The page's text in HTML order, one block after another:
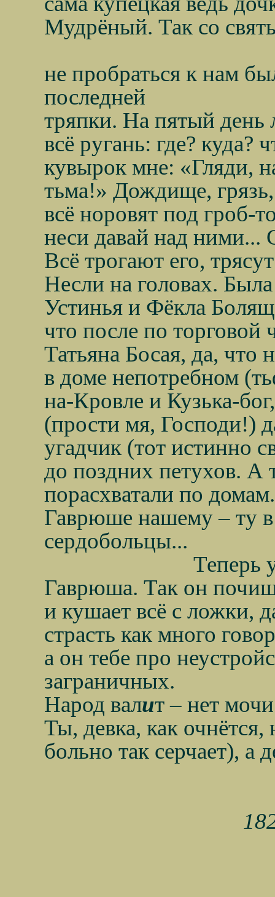
Мудрёный. Так со
не пробраться к нам
последней
тряпки. На пятый
всё ругань: где?
кувырок мне: «Гляди,
тьма!» Дождище,
всё норовят под гроб-
неси давай над ними...
Всё трогают его,
Несли на головах.
Устинья и Фёкла
что после по
Татьяна Босая, да, что
в доме непотребном
на-Кровле и Кузька-
(прости мя, Господи!)
угадчик (тот истинно
до поздних петухов. А
порасхватали по
Гаврюше нашему – ту
сердобольцы...
Теперь
Гаврюша. Так он
и кушает всё с ложки,
страсть как много
а он тебе про
заграничных.
Народ валит – нет
Ты, девка, как
больно так серчает), а